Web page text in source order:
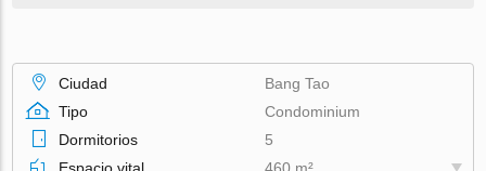
Ciudad
Bang Tao
Tipo
Condominium
Dormitorios
5
Espacio vital
460 m²